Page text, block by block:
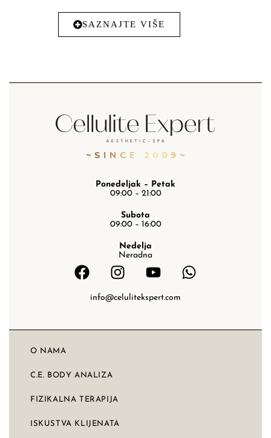
SAZNAJTE VIŠE
Ponedeljak – Petak
09:00 – 21:00
Subota
09:00 – 16:00
Nedelja
Neradna
info@celulitekspert.com
O NAMA
C.E. BODY ANALIZA
FIZIKALNA TERAPIJA
ISKUSTVA KLIJENATA